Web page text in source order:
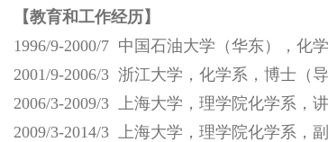
【教育和工作经历】
1996/9-2000/7 中国石油大学（华东），化
2001/9-2006/3 浙江大学，化学系，博士（
2006/3-2009/3 上海大学，理学院化学系，
2009/3-2014/3 上海大学，理学院化学系，